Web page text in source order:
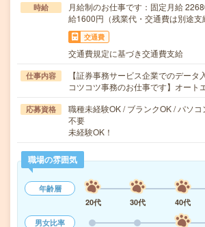
時給
月給制のお仕事です：固定月給
給1600円（残業代・交通費は別途支
交通費
交通費規定に基づき交通費支給
仕事内容
【証券事務サービス企業でのデー
コツコツ事務のお仕事です】オー
応募資格
職種未経験OK / ブランクOK / パソ
不要
未経験OK！
職場の雰囲気
年齢層
20代
30代 40代
男女比率